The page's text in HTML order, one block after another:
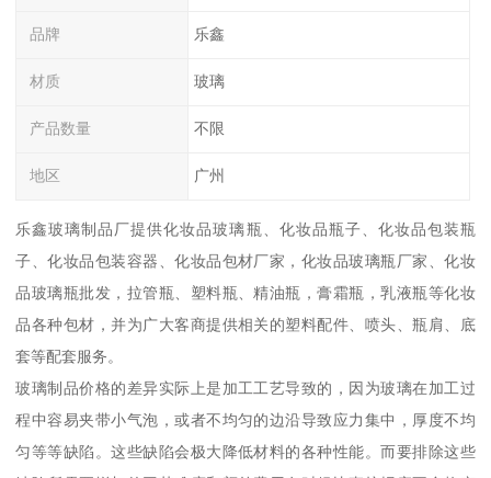
品牌 乐鑫
材质 玻璃
产品数量 不限
地区 广州
乐鑫玻璃制品厂提供化妆品玻璃瓶、化妆品瓶子、化妆品包装瓶
子、化妆品包装容器、化妆品包材厂家，化妆品玻璃瓶厂家、化妆
品玻璃瓶批发，拉管瓶、塑料瓶、精油瓶，膏霜瓶，乳液瓶等化妆
品各种包材，并为广大客商提供相关的塑料配件、喷头、瓶肩、底
套等配套服务。
玻璃制品价格的差异实际上是加工工艺导致的，因为玻璃在加工过
程中容易夹带小气泡，或者不均匀的边沿导致应力集中，厚度不均
匀等等缺陷。这些缺陷会极大降低材料的各种性能。而要排除这些